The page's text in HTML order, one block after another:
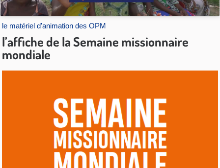
le matériel d'animation des OPM
l’affiche de la Semaine missionnaire
mondiale